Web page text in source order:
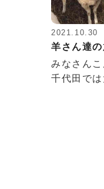
2021.10.30
羊さん達の
みなさん
千代田で